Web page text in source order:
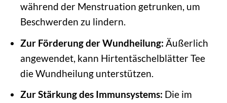
während der Menstruation getrunken, um
Beschwerden zu lindern.
Zur Förderung der Wundheilung: Äußerlich
angewendet, kann Hirtentäschelblätter Tee
die Wundheilung unterstützen.
Zur Stärkung des Immunsystems: Die im